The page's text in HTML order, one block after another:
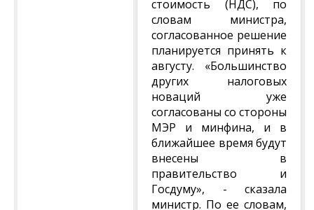
стоимость (НДС), по
словам министра,
согласованное решение
планируется принять к
августу. «Большинство
других налоговых
новаций уже
согласованы со стороны
МЭР и минфина, и в
ближайшее время будут
внесены в
правительство и
Госдуму», - сказала
министр. По ее словам,